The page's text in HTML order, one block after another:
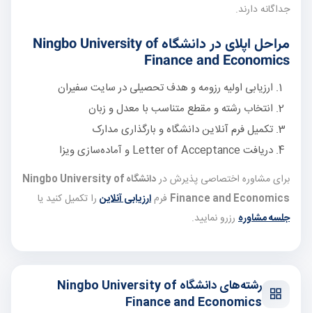
جداگانه دارند.
مراحل اپلای در دانشگاه Ningbo University of
Finance and Economics
ارزیابی اولیه رزومه و هدف تحصیلی در سایت سفیران
انتخاب رشته و مقطع متناسب با معدل و زبان
تکمیل فرم آنلاین دانشگاه و بارگذاری مدارک
دریافت Letter of Acceptance و آماده‌سازی ویزا
برای مشاوره اختصاصی پذیرش در
دانشگاه Ningbo University of
Finance and Economics فرم ارزیابی آنلاین را تکمیل کنید یا
جلسه مشاوره رزرو نمایید.
رشته‌های دانشگاه Ningbo University of
Finance and Economics